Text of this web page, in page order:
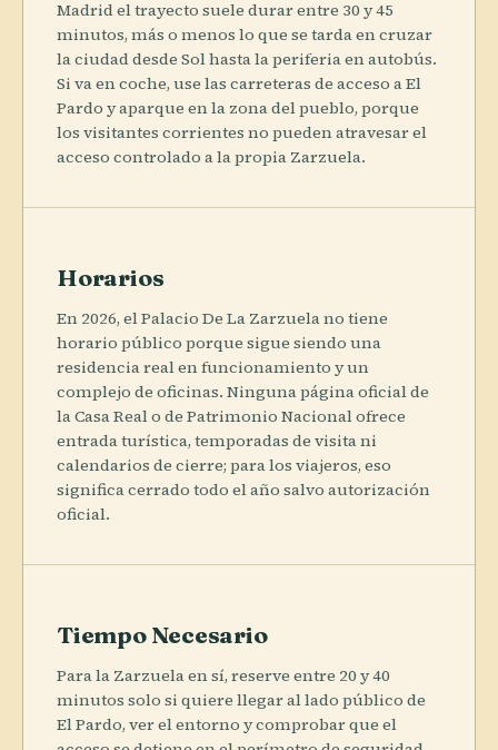
Madrid el trayecto suele durar entre 30 y 45
minutos, más o menos lo que se tarda en cruzar
la ciudad desde Sol hasta la periferia en autobús.
Si va en coche, use las carreteras de acceso a El
Pardo y aparque en la zona del pueblo, porque
los visitantes corrientes no pueden atravesar el
acceso controlado a la propia Zarzuela.
Horarios
En 2026, el Palacio De La Zarzuela no tiene
horario público porque sigue siendo una
residencia real en funcionamiento y un
complejo de oficinas. Ninguna página oficial de
la Casa Real o de Patrimonio Nacional ofrece
entrada turística, temporadas de visita ni
calendarios de cierre; para los viajeros, eso
significa cerrado todo el año salvo autorización
oficial.
Tiempo Necesario
Para la Zarzuela en sí, reserve entre 20 y 40
minutos solo si quiere llegar al lado público de
El Pardo, ver el entorno y comprobar que el